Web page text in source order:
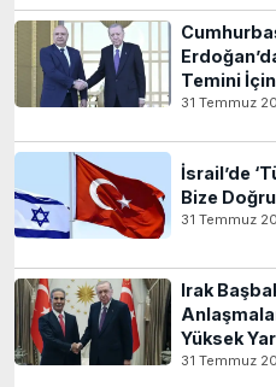
Temini
31 Temmuz
İsrail’de
Bize
31 Temmuz
Irak
Yüksek
31 Temmuz